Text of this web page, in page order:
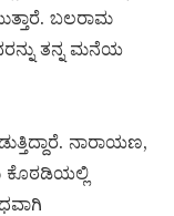
ಬಲರಾಮ
ತನ್ನ ಮನೆಯ
ನಾರಾಯಣ,
ಕೊಠಡಿಯಲ್ಲಿ